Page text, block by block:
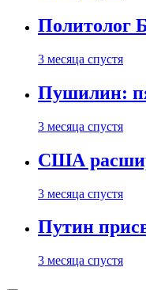
Политолог
3 месяца спустя
Пушилин:
3 месяца спустя
США
3 месяца спустя
Путин
3 месяца спустя